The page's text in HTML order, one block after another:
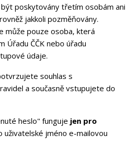
být poskytovány třetím osobám ani
jakkoli pozměňovány.
může pouze osoba, která
Úřadu ČČK nebo úřadu
údaje.
souhlas s
a současně vstupujete do
heslo" funguje jen pro
uživatelské jméno e-mailovou